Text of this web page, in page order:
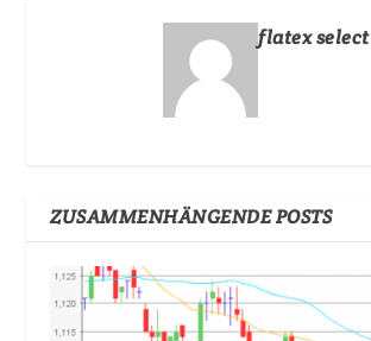
flatex select
ZUSAMMENHÄNGENDE POSTS